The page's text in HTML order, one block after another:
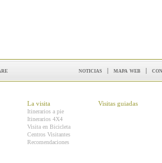
noticias | mapa web |
La visita
Itinerarios a pie
Itinerarios 4X4
Visita en Bicicleta
Centros Visitantes
Recomendaciones
Visitas guiadas